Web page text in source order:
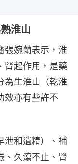
淮山
張婉蘭表示，淮
腎起作用，是藥
為生淮山（乾淮
效亦有些許不
泄和遺精）、補
、久瀉不止、腎